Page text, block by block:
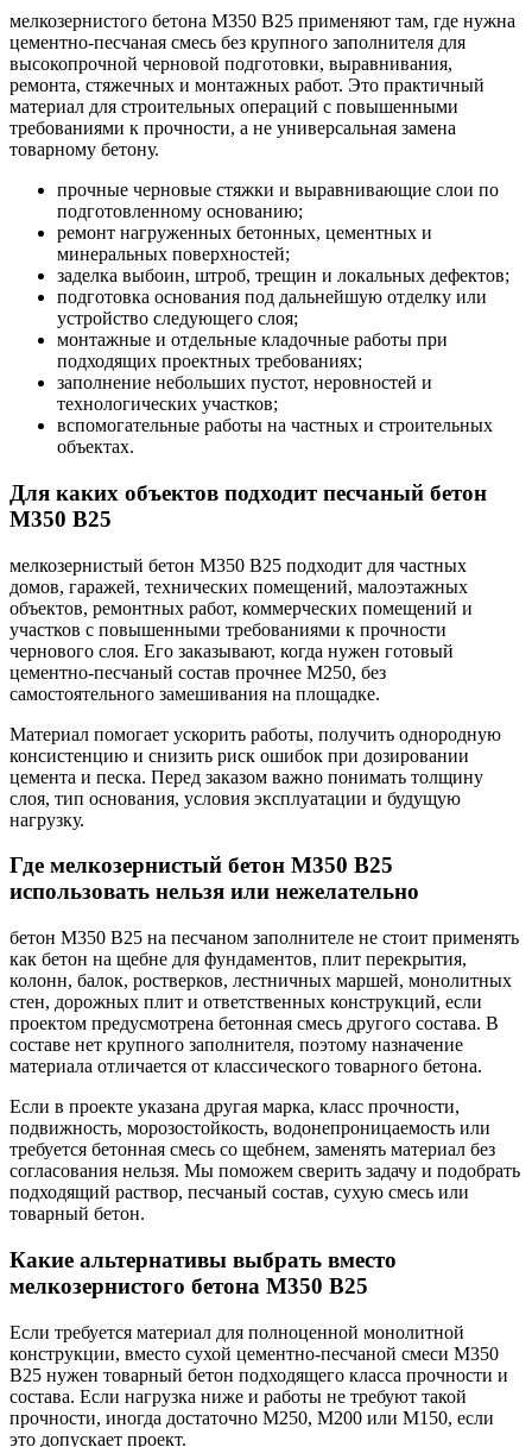
мелкозернистого бетона М350 В25 применяют там, где нужна
цементно-песчаная смесь без крупного заполнителя для
высокопрочной черновой подготовки, выравнивания,
ремонта, стяжечных и монтажных работ. Это практичный
материал для строительных операций с повышенными
требованиями к прочности, а не универсальная замена
товарному бетону.
прочные черновые стяжки и выравнивающие слои по
подготовленному основанию;
ремонт нагруженных бетонных, цементных и
минеральных поверхностей;
заделка выбоин, штроб, трещин и локальных дефектов;
подготовка основания под дальнейшую отделку или
устройство следующего слоя;
монтажные и отдельные кладочные работы при
подходящих проектных требованиях;
заполнение небольших пустот, неровностей и
технологических участков;
вспомогательные работы на частных и строительных
объектах.
Для каких объектов подходит песчаный бетон
М350 В25
мелкозернистый бетон М350 В25 подходит для частных
домов, гаражей, технических помещений, малоэтажных
объектов, ремонтных работ, коммерческих помещений и
участков с повышенными требованиями к прочности
чернового слоя. Его заказывают, когда нужен готовый
цементно-песчаный состав прочнее М250, без
самостоятельного замешивания на площадке.
Материал помогает ускорить работы, получить однородную
консистенцию и снизить риск ошибок при дозировании
цемента и песка. Перед заказом важно понимать толщину
слоя, тип основания, условия эксплуатации и будущую
нагрузку.
Где мелкозернистый бетон М350 В25
использовать нельзя или нежелательно
бетон М350 В25 на песчаном заполнителе не стоит применять
как бетон на щебне для фундаментов, плит перекрытия,
колонн, балок, ростверков, лестничных маршей, монолитных
стен, дорожных плит и ответственных конструкций, если
проектом предусмотрена бетонная смесь другого состава. В
составе нет крупного заполнителя, поэтому назначение
материала отличается от классического товарного бетона.
Если в проекте указана другая марка, класс прочности,
подвижность, морозостойкость, водонепроницаемость или
требуется бетонная смесь со щебнем, заменять материал без
согласования нельзя. Мы поможем сверить задачу и подобрать
подходящий раствор, песчаный состав, сухую смесь или
товарный бетон.
Какие альтернативы выбрать вместо
мелкозернистого бетона М350 В25
Если требуется материал для полноценной монолитной
конструкции, вместо сухой цементно-песчаной смеси М350
В25 нужен товарный бетон подходящего класса прочности и
состава. Если нагрузка ниже и работы не требуют такой
прочности, иногда достаточно М250, М200 или М150, если
это допускает проект.